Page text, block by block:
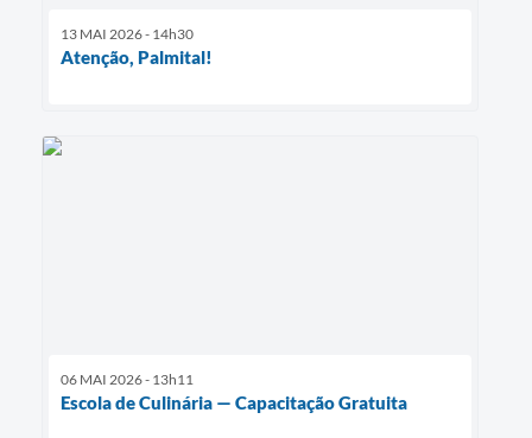
13 MAI 2026 - 14h30
Atenção, Palmital!
06 MAI 2026 - 13h11
Escola de Culinária — Capacitação Gratuita